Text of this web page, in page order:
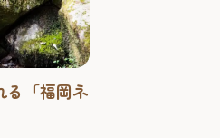
る「福岡ネ